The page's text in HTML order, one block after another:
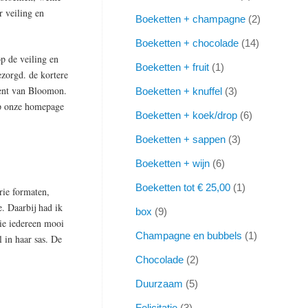
veiling en
de veiling en
de kortere
van Bloomon.
homepage
formaten,
Daarbij had ik
iedereen mooi
haar sas. De
Boeketten + champagne 2
Boeketten + chocolade 14
Boeketten + fruit 1
Boeketten + knuffel 3
Boeketten + koek/drop 6
Boeketten + sappen 3
Boeketten + wijn 6
Boeketten tot € 25,00 1
box 9
Champagne en bubbels 1
Chocolade 2
Duurzaam 5